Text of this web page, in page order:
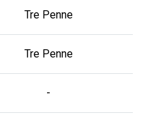
Tre Penne
Tre Penne
-